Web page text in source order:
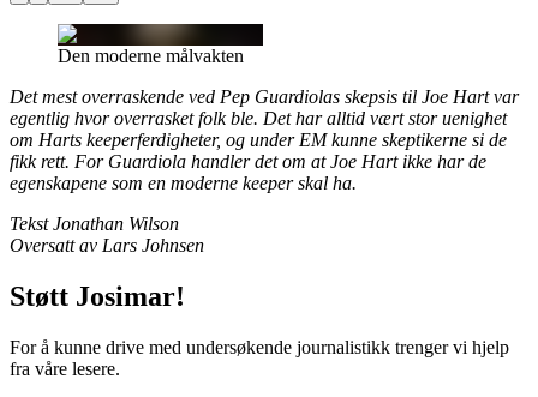
Den moderne målvakten
Det mest overraskende ved Pep Guardiolas skepsis til Joe Hart var
egentlig hvor overrasket folk ble. Det har alltid vært stor uenighet
om Harts keeperferdigheter, og under EM kunne skeptikerne si de
fikk rett. For Guardiola handler det om at Joe Hart ikke har de
egenskapene som en moderne keeper skal ha.
Tekst Jonathan Wilson
Oversatt av Lars Johnsen
Støtt Josimar!
For å kunne drive med undersøkende journalistikk trenger vi hjelp
fra våre lesere.